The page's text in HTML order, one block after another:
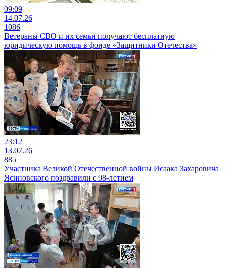
09:09
14.07.26
1086
Ветераны СВО и их семьи получают бесплатную
юридическую помощь в фонде «Защитники Отечества»
23:12
13.07.26
885
Участника Великой Отечественной войны Исаака Захаровича
Ясиновского поздравили с 98-летием